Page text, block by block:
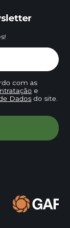
com as
e
Dadosdo site.